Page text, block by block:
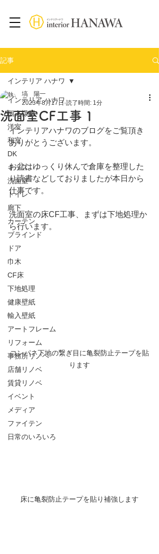
記事
インテリア ハナワ
個人様邸
洋室
和室
DK
キッズ
洗面室
トイレ
廊下
カーテン
ブラインド
ドア
巾木
CF床
下地処理
健康壁紙
輸入壁紙
アートフレーム
リフォーム
事務所リノベ
店舗リノベ
賃貸リノベ
イベント
メディア
ファイテン
日常のいろいろ
インテリア ハナワ
洗面室CF工事 1
塙 陽一
2023年8月17日 読了時間: 1分
インテリアハナワのブログをご覧頂き
ありがとうございます。
お盆はゆっくり休んで倉庫を整理した
り読書などしておりましたが本日から
仕事です。
洗面室の床CF工事、まずは下地処理か
ら行います。
コンパネ下地の繋ぎ目に亀裂防止テープを貼
ります
床に亀裂防止テープを貼り補強します